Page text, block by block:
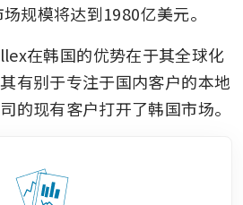
规模将达到1980亿美元。
在韩国的优势在于其全球化
有别于专注于国内客户的本地
的现有客户打开了韩国市场。